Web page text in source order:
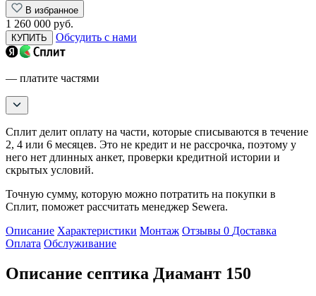
В избранное
1 260 000 руб.
КУПИТЬ Обсудить с нами
— платите частями
Сплит делит оплату на части, которые списываются в течение
2, 4 или 6 месяцев. Это не кредит и не рассрочка, поэтому у
него нет длинных анкет, проверки кредитной истории и
скрытых условий.
Точную сумму, которую можно потратить на покупки в
Сплит, поможет рассчитать менеджер Sewera.
Описание Характеристики Монтаж Отзывы 0 Доставка
Оплата Обслуживание
Описание септика Диамант 150